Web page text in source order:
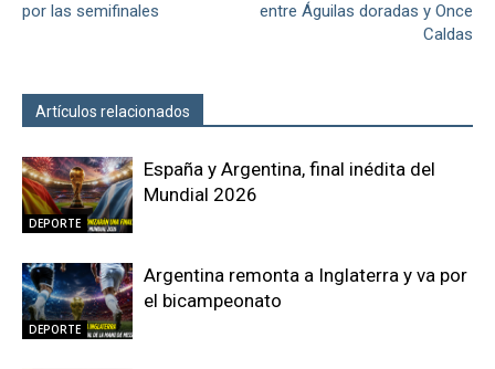
por las semifinales
entre Águilas doradas y Once
Caldas
Artículos relacionados
DEPORTE
España y Argentina, final inédita del
Mundial 2026
DEPORTE
Argentina remonta a Inglaterra y va por
el bicampeonato